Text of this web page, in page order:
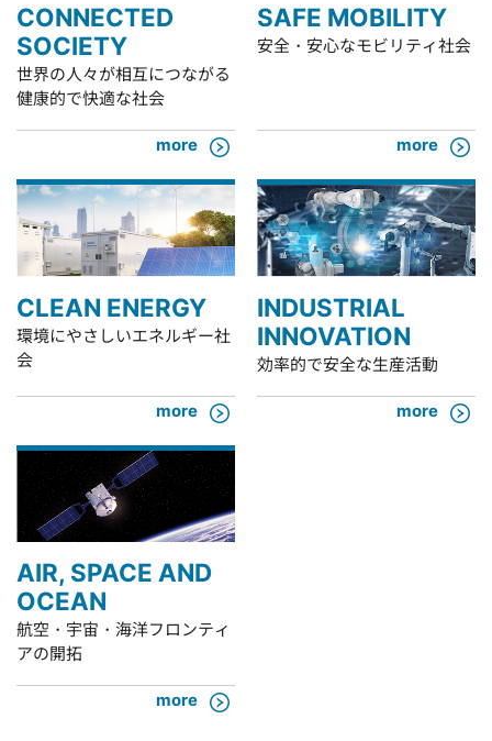
CONNECTED
SOCIETY
世界の人々が相互につながる
健康的で快適な社会
more
SAFE MOBILITY
安全・安心なモビリティ社会
more
CLEAN ENERGY
環境にやさしいエネルギー社
会
more
INDUSTRIAL
INNOVATION
効率的で安全な生産活動
more
AIR, SPACE AND
OCEAN
航空・宇宙・海洋フロンティ
アの開拓
more